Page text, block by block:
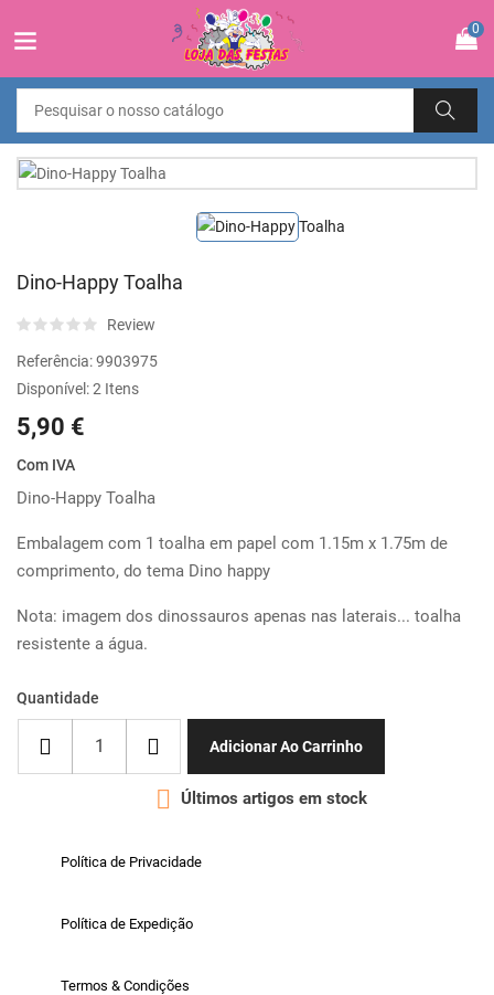
0
Dino-Happy Toalha
Review
Referência:9903975
Disponível:2 Itens
5,90 €
Com IVA
Dino-Happy Toalha
Embalagem com 1 toalha em papel com 1.15m x 1.75m de
comprimento, do tema Dino happy
Nota: imagem dos dinossauros apenas nas laterais... toalha
resistente a água.
Quantidade
Adicionar Ao Carrinho
 Últimos artigos em stock
Política de Privacidade
Política de Expedição
Termos & Condições